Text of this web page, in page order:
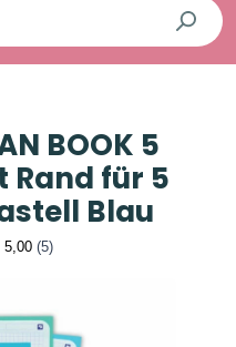
BOOK 5
Rand für 5
Blau